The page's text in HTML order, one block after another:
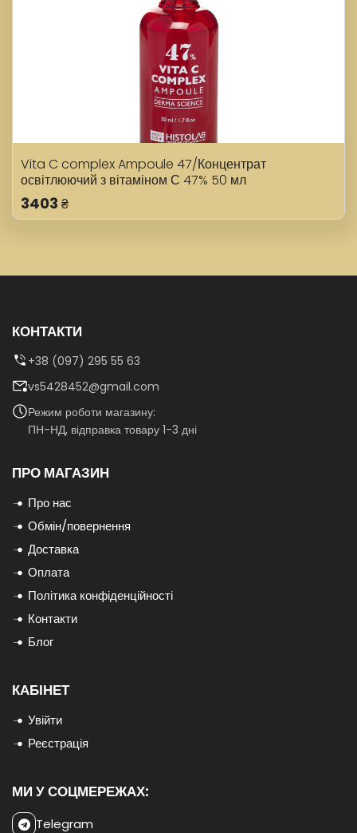
Vita C complex Ampoule 47/Концентрат
освітлюючий з вітаміном С 47% 50 мл
3403 ₴
КОНТАКТИ
+38 (097) 295 55 63
vs5428452@gmail.com
Режим роботи магазину:
ПН-НД, відправка товару 1-3 дні
ПРО МАГАЗИН
Про нас
Обмін/повернення
Доставка
Оплата
Політика конфіденційності
Контакти
Блог
КАБІНЕТ
Увійти
Реєстрація
МИ У СОЦМЕРЕЖАХ:
Telegram